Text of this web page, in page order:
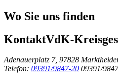
Wo Sie uns finden
KontaktVdK-
Adenauerplatz 7, 97828
Telefon: 09391/9847-20 09391/